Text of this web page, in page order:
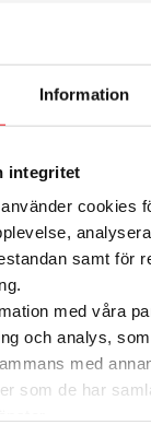
Information
integritet
cookies
samt för
med våra
och analys,
med
som de har
och trendiga
från
inga aktuella